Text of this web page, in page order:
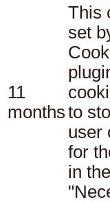
11
months
This
set
to
user
for
in